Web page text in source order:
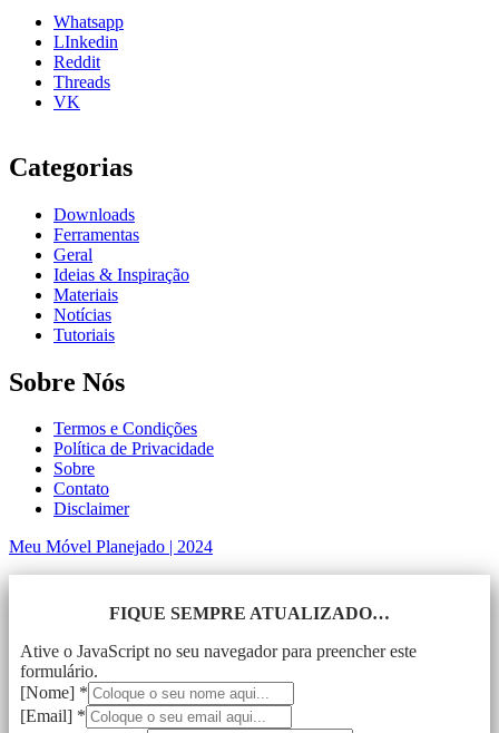
Whatsapp
LInkedin
Reddit
Threads
VK
Categorias
Downloads
Ferramentas
Geral
Ideias & Inspiração
Materiais
Notícias
Tutoriais
Sobre Nós
Termos e Condições
Política de Privacidade
Sobre
Contato
Disclaimer
Meu Móvel Planejado | 2024
FIQUE SEMPRE ATUALIZADO…
Ative o JavaScript no seu navegador para preencher este
formulário.
[Nome] *
[Email] *